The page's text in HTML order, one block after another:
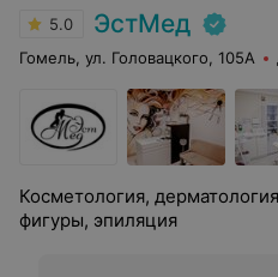
5.0 ЭстМед
Гомель, ул. Головацкого, 105А
Косметология,
фигуры, эпиляция